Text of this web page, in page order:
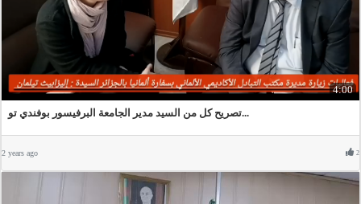
4:00
تصريح كل من السيد مدير الجامعة البرفيسور بوفندي تو...
2 years ago 2